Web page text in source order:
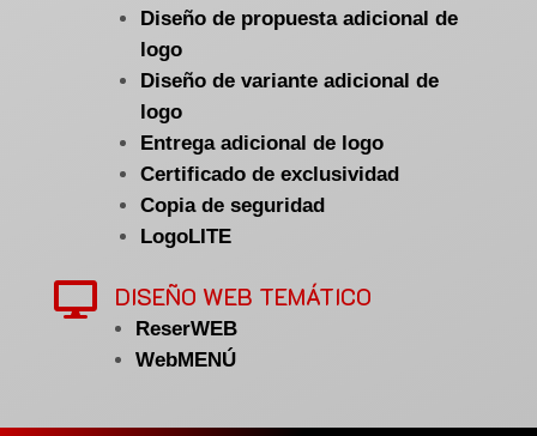
Diseño de propuesta adicional de
logo
Diseño de variante adicional de
logo
Entrega adicional de logo
Certificado de exclusividad
Copia de seguridad
LogoLITE
 DISEÑO WEB TEMÁTICO
ReserWEB
WebMENÚ